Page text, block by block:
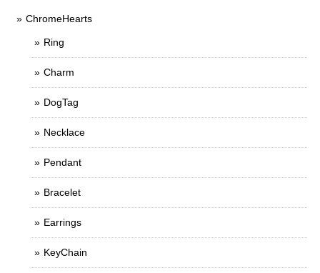
ChromeHearts
Ring
Charm
DogTag
Necklace
Pendant
Bracelet
Earrings
KeyChain